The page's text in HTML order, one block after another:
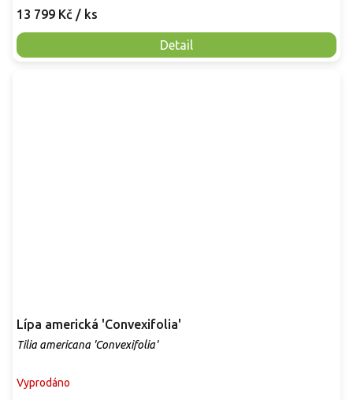
13 799 Kč / ks
Detail
Lípa americká 'Convexifolia'
Tilia americana 'Convexifolia'
Vyprodáno